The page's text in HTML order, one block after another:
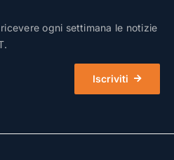
ogni settimana le notizie
Iscriviti